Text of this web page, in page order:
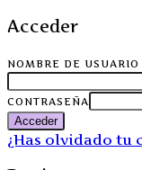
Acceder
NOMBRE DE USUARIO
CONTRASEÑA
Acceder
¿Has olvidado tu